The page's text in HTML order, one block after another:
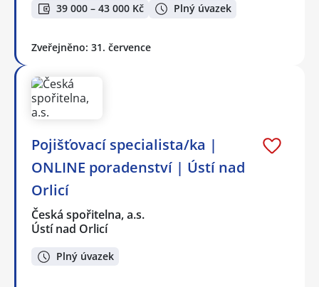
39 000 – 43 000 Kč Plný úvazek
Zveřejněno: 31. července
Pojišťovací specialista/ka |
ONLINE poradenství | Ústí nad
Orlicí
Česká spořitelna, a.s.
Ústí nad Orlicí
Plný úvazek